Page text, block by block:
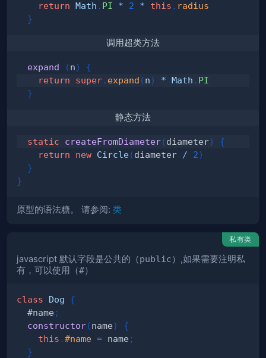
return Math . PI * 2 * this . radius
}
调用超类方法
expand (n)
{
return
super. expand (n) * Math . PI
}
静态方法
static createFromDiameter(diameter)
{
return
new Circle(diameter / 2)
}
}
原型的语法糖。 请参阅: 类
私有类
javascript 默认字段是公共的（public）,如果需要注明私
有，可以使用（#）
class Dog
{
  #name
;
constructor(name)
{
this .#name = name ;
}